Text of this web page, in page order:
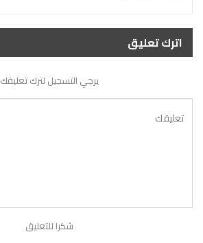
اترك تعليق
يرجي التسجيل لترك تعليقك
شكرا للتعليق